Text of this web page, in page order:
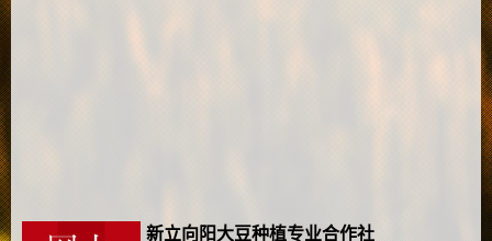
新立向阳大豆种植专业合作社